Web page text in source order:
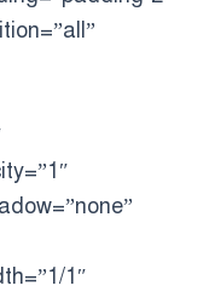
1″